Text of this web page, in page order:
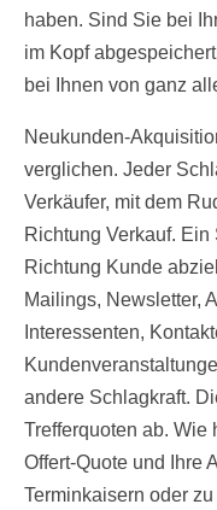
haben. Sind Sie bei
im Kopf
bei Ihnen von ganz
Neukunden-
verglichen. Jeder
Verkäufer, mit dem
Richtung Verkauf.
Richtung Kunde
Mailings, Newsletter,
Interessenten,
andere Schlagkraft.
Trefferquoten ab. Wie
Offert-Quote und Ihre
Terminkaisern oder